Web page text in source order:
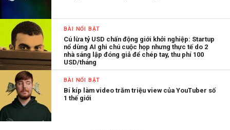
BÀI NỔI BẬT
Cú lừa tỷ USD chấn động giới khởi nghiệp: Startup
nổ dùng AI ghi chú cuộc họp nhưng thực tế do 2
nhà sáng lập đóng giả để chép tay, thu phí 100
USD/tháng
BÀI NỔI BẬT
Bí kíp làm video trăm triệu view của YouTuber số
1 thế giới